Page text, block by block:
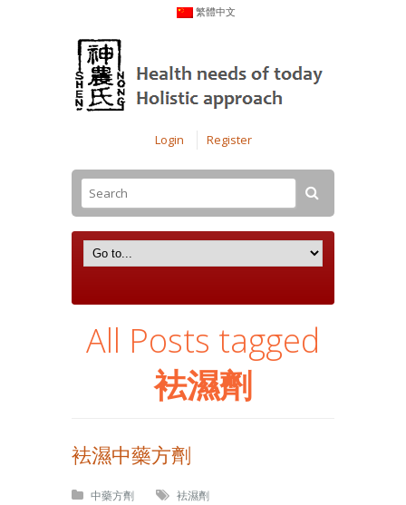
繁體中文
Login Register
All Posts tagged
袪濕劑
袪濕中藥方劑
中藥方劑 袪濕劑